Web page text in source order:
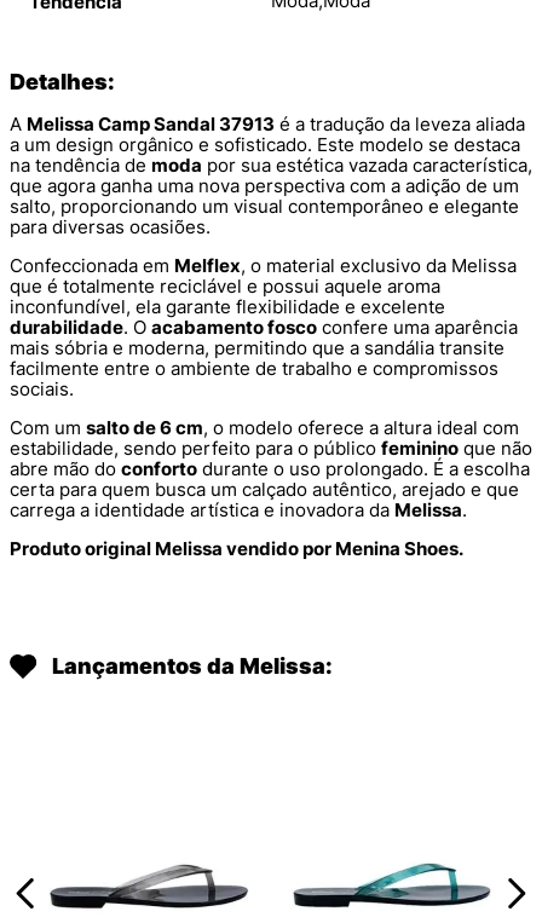
Detalhes:
A Melissa Camp Sandal 37913 é a tradução da leveza aliada
a um design orgânico e sofisticado. Este modelo se destaca
na tendência de moda por sua estética vazada característica,
que agora ganha uma nova perspectiva com a adição de um
salto, proporcionando um visual contemporâneo e elegante
para diversas ocasiões.
Confeccionada em Melflex, o material exclusivo da Melissa
que é totalmente reciclável e possui aquele aroma
inconfundível, ela garante flexibilidade e excelente
durabilidade. O acabamento fosco confere uma aparência
mais sóbria e moderna, permitindo que a sandália transite
facilmente entre o ambiente de trabalho e compromissos
sociais.
Com um salto de 6 cm, o modelo oferece a altura ideal com
estabilidade, sendo perfeito para o público feminino que não
abre mão do conforto durante o uso prolongado. É a escolha
certa para quem busca um calçado autêntico, arejado e que
carrega a identidade artística e inovadora da Melissa.
Produto original Melissa vendido por Menina Shoes.
Lançamentos da Melissa: